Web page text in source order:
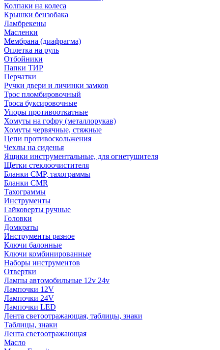
Колпаки на колеса
Крышки бензобака
Ламбрекены
Масленки
Мембрана (диафрагма)
Оплетка на руль
Отбойники
Папки ТИР
Перчатки
Ручки двери и личинки замков
Трос пломбировочный
Троса буксировочные
Упоры противооткатные
Хомуты на гофру (металлорукав)
Хомуты червячные, стяжные
Цепи противоскольжения
Чехлы на сиденья
Ящики инструментальные, для огнетушителя
Щетки стеклоочистителя
Бланки СМР, тахограммы
Бланки CMR
Тахограммы
Инструменты
Гайковерты ручные
Головки
Домкраты
Инструменты разное
Ключи балонные
Ключи комбинированные
Наборы инструментов
Отвертки
Лампы автомобильные 12v 24v
Лампочки 12V
Лампочки 24V
Лампочки LED
Лента светоотражающая, таблицы, знаки
Таблицы, знаки
Лента светоотражающая
Масло